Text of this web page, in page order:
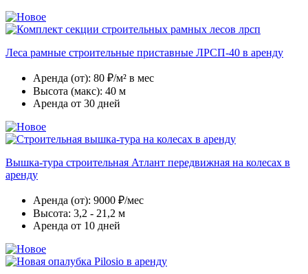
Леса рамные строительные приставные ЛРСП-40 в аренду
Аренда (от): 80 ₽/м² в мес
Высота (макс): 40 м
Аренда от 30 дней
Вышка-тура строительная Атлант передвижная на колесах в
аренду
Аренда (от): 9000 ₽/мес
Высота: 3,2 - 21,2 м
Аренда от 10 дней